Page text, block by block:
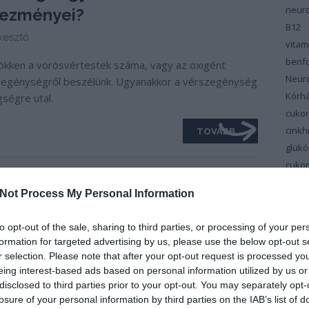
Process My Personal Information
opt-out of the sale, sharing to third parties, or processing of your
for targeted advertising by us, please use the below opt-out
selection. Please note that after your opt-out request is processed
interest-based ads based on personal information utilized by us
to third parties prior to your opt-out. You may separately
of your personal information by third parties on the IAB’s list of
a vörösvértestek száma, vagy az oxigént
beszélünk. Ugyanakkor a vérszegénység
utal.
TOVÁBB
B12
diéta